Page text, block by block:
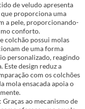
de veludo apresenta
proporciona uma
a pele, proporcionando-
conforto.
colchão possui molas
de uma forma
personalizado, reagindo
Este design reduz a
com os colchões
mola ensacada apoia o
ao mecanismo de